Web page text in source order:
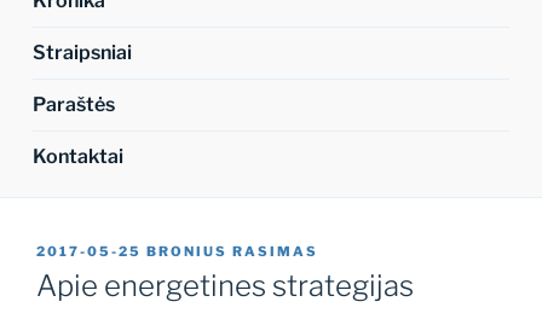
Straipsniai
Paraštės
Kontaktai
PASKELBTA
2017-05-25 BRONIUS RASIMAS
Apie energetines strategijas